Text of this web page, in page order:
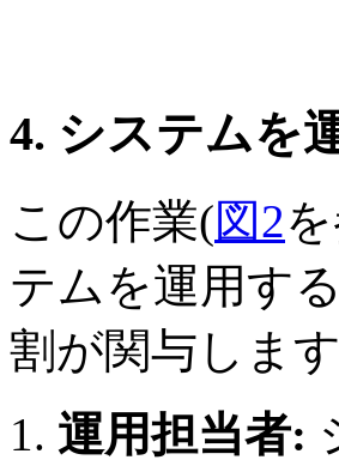
4. システムを
この作業(図2
テムを運用す
割が関与します
運用担当者: